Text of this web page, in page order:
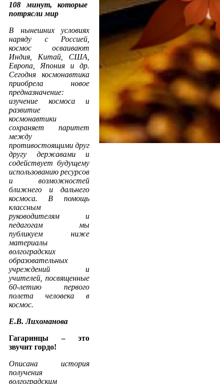
108 минут, которые
потрясли мир
В нынешних условиях
наряду с Россией,
космос осваивают
Индия, Китай, США,
Европа, Япония и др.
Сегодня космонавтика
приобрела новое
предназначение:
изучение космоса и
развитие
космонавтики
сохраняет паритет
между
противостоящими друг
другу державами и
содействует будущему
использованию ресурсов
и возможностей
ближнего и дальнего
космоса. В помощь
классным
руководителям и
педагогам мы
публикуем ниже
материалы
волгоградских
образовательных
учреждений и
учителей, посвященные
60-летию первого
полета человека в
космос.
Е.В. Лихоманова
Гагаринцы – это
звучит гордо!
Описана история
получения
волгоградским